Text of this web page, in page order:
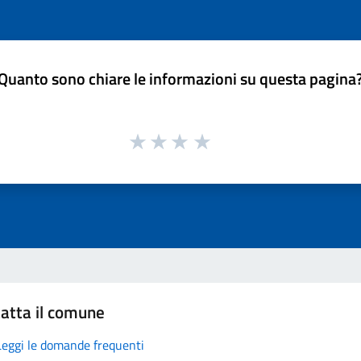
sono chiare le informazioni su questa
il comune
le domande frequenti